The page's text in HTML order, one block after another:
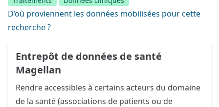
D’où proviennent les données mobilisées pour cette
recherche ?
Entrepôt de données de santé
Magellan
Rendre accessibles à certains acteurs du domaine
de la santé (associations de patients ou de